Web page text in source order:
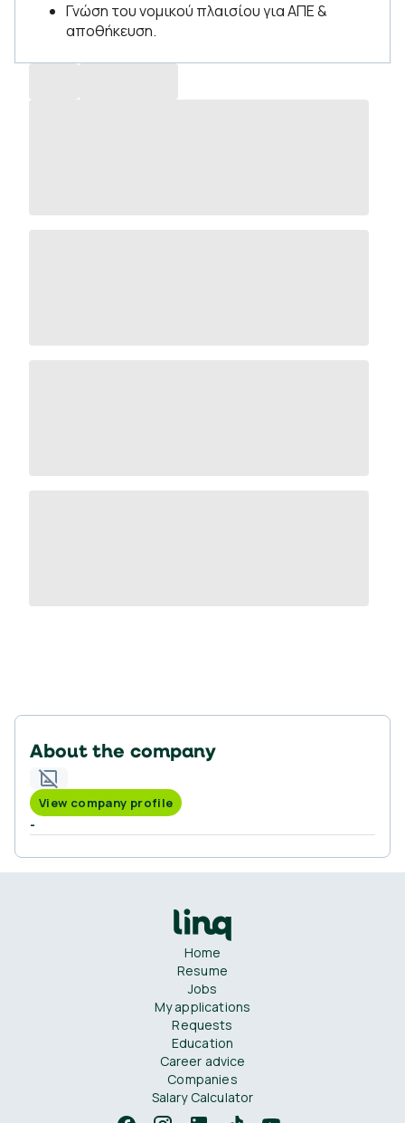
Γνώση του νομικού πλαισίου για ΑΠΕ &
αποθήκευση.
About the company
View company profile
-
Home
Resume
Jobs
My applications
Requests
Education
Career advice
Companies
Salary Calculator